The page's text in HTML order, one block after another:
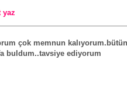
yaz
çok memnun kalıyorum.bütün
buldum..tavsiye ediyorum